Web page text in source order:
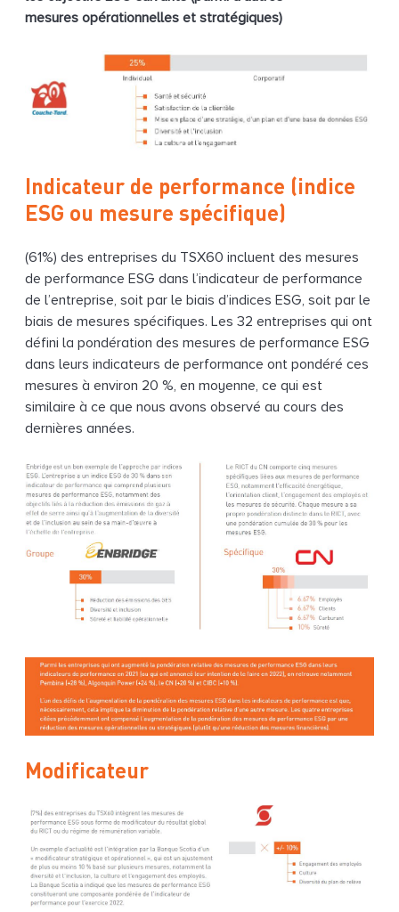
mesures opérationnelles et stratégiques)
Indicateur de performance (indice
ESG ou mesure spécifique)
(61%) des entreprises du TSX60 incluent des mesures
de performance ESG dans l’indicateur de performance
de l’entreprise, soit par le biais d’indices ESG, soit par le
biais de mesures spécifiques. Les 32 entreprises qui ont
défini la pondération des mesures de performance ESG
dans leurs indicateurs de performance ont pondéré ces
mesures à environ 20 %, en moyenne, ce qui est
similaire à ce que nous avons observé au cours des
dernières années.
Modificateur